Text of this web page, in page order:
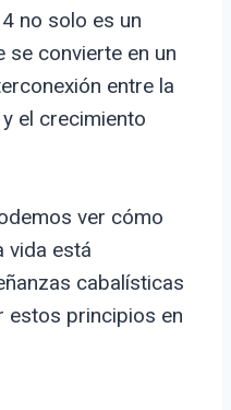
no solo es un
se convierte en un
entre la
el crecimiento
ver cómo
vida está
cabalísticas
estos principios en